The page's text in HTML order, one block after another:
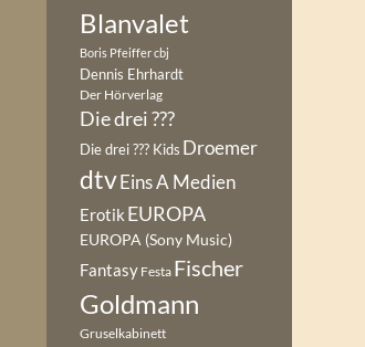
Blanvalet
Boris Pfeiffercbj
Dennis Ehrhardt
Der Hörverlag
Die drei ???
Die drei ??? Kids Droemer
dtvEins A Medien
Erotik EUROPA
EUROPA (Sony Music)
Fantasy Festa Fischer
Goldmann
Gruselkabinett